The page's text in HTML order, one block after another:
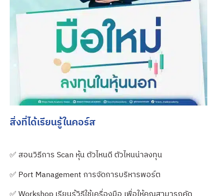
สิ่งที่ได้เรียนรู้ในคอร์ส
✅ สอนวิธีการ Scan หุ้น ตัวไหนดี ตัวไหนน่าลงทุน
✅ Port Management การจัดการบริหารพอร์ต